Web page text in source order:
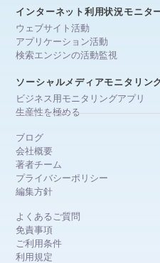
インターネット利用状況モニタ
ウェブサイト活動
アプリケーション活動
検索エンジンの活動監視
ソーシャルメディアモニタリン
ビジネス用モニタリングアプリ
生産性を極める
ブログ
会社概要
著者チーム
プライバシーポリシー
編集方針
よくあるご質問
免責事項
ご利用条件
利用規定